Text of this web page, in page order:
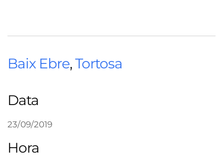
Baix Ebre,Tortosa
Data
23/09/2019
Hora